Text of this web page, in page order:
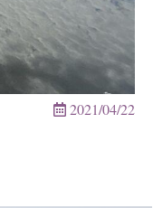
2021/04/22